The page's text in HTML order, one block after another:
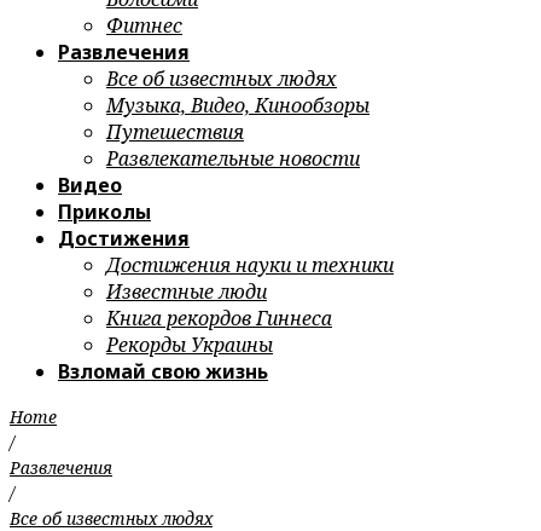
Фитнес
Развлечения
Все об известных людях
Музыка, Видео, Кинообзоры
Путешествия
Развлекательные новости
Видео
Приколы
Достижения
Достижения науки и техники
Известные люди
Книга рекордов Гиннеса
Рекорды Украины
Взломай свою жизнь
Home
/
Развлечения
/
Все об известных людях